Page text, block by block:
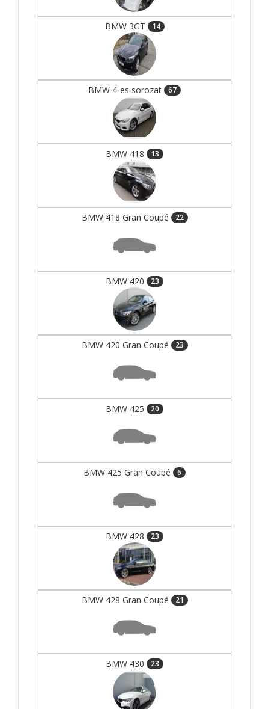
BMW 3GT 14
BMW 4-es sorozat 67
BMW 418 13
BMW 418 Gran Coupé 22
BMW 420 23
BMW 420 Gran Coupé 23
BMW 425 20
BMW 425 Gran Coupé 6
BMW 428 23
BMW 428 Gran Coupé 21
BMW 430 23